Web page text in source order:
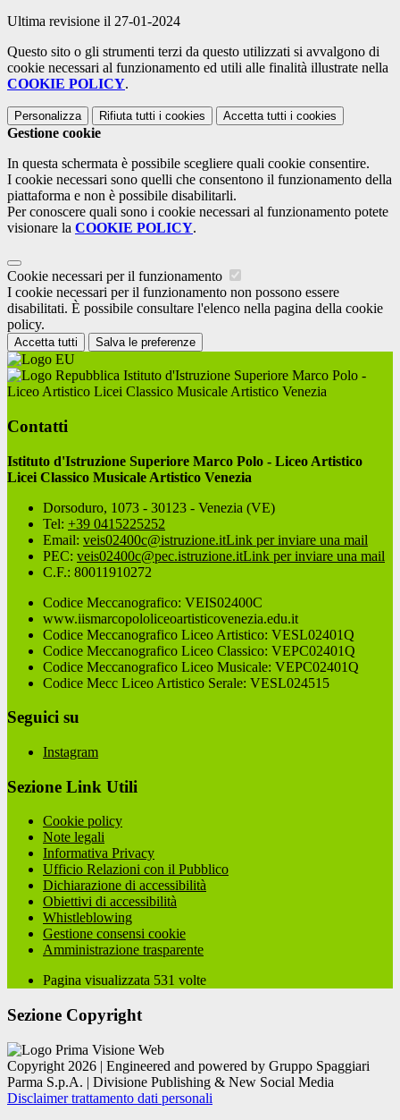
Ultima revisione il 27-01-2024
Questo sito o gli strumenti terzi da questo utilizzati si avvalgono di
cookie necessari al funzionamento ed utili alle finalità illustrate nella
COOKIE POLICY.
Personalizza Rifiuta tutti i cookies Accetta tutti i cookies
Gestione cookie
In questa schermata è possibile scegliere quali cookie consentire.
I cookie necessari sono quelli che consentono il funzionamento della
piattaforma e non è possibile disabilitarli.
Per conoscere quali sono i cookie necessari al funzionamento potete
visionare la COOKIE POLICY.
Cookie necessari per il funzionamento
I cookie necessari per il funzionamento non possono essere
disabilitati. È possibile consultare l'elenco nella pagina della cookie
policy.
Accetta tutti Salva le preferenze
Istituto d'Istruzione Superiore Marco Polo -
Liceo Artistico Licei Classico Musicale Artistico Venezia
Contatti
Istituto d'Istruzione Superiore Marco Polo - Liceo Artistico
Licei Classico Musicale Artistico Venezia
Dorsoduro, 1073 - 30123 - Venezia (VE)
Tel: +39 0415225252
Email: veis02400c@istruzione.itLink per inviare una mail
PEC: veis02400c@pec.istruzione.itLink per inviare una mail
C.F.: 80011910272
Codice Meccanografico: VEIS02400C
www.iismarcopololiceoartisticovenezia.edu.it
Codice Meccanografico Liceo Artistico: VESL02401Q
Codice Meccanografico Liceo Classico: VEPC02401Q
Codice Meccanografico Liceo Musicale: VEPC02401Q
Codice Mecc Liceo Artistico Serale: VESL024515
Seguici su
Instagram
Sezione Link Utili
Cookie policy
Note legali
Informativa Privacy
Ufficio Relazioni con il Pubblico
Dichiarazione di accessibilità
Obiettivi di accessibilità
Whistleblowing
Gestione consensi cookie
Amministrazione trasparente
Pagina visualizzata 531 volte
Sezione Copyright
Copyright 2026 | Engineered and powered by Gruppo Spaggiari
Parma S.p.A. | Divisione Publishing & New Social Media
Disclaimer trattamento dati personali